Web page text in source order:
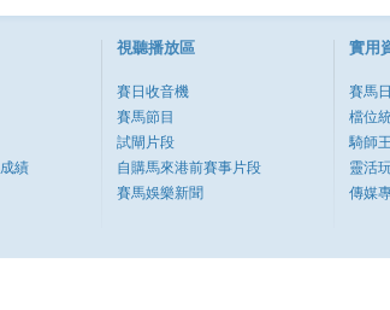
績
視聽播放區
賽日收音機
賽馬節目
試閘片段
自購馬來港前賽事片段
賽馬娛樂新聞
實用
賽馬
檔位
騎師
靈活
傳媒